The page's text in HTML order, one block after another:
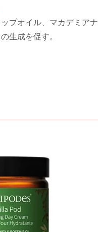
プオイル、マカデミアナ
生成を促す。